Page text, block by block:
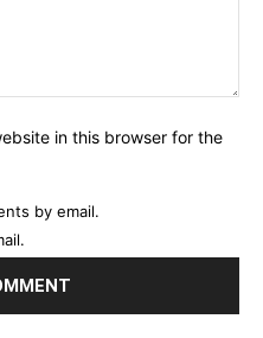
in this browser for the
by email.